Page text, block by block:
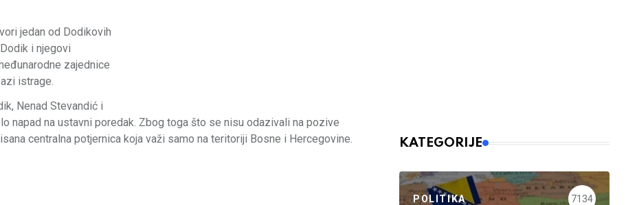
jedan od Dodikovih
i njegovi
zajednice
istrage.
Nenad Stevandić i
napad na ustavni poredak. Zbog toga što se nisu odazivali na pozive
centralna potjernica koja važi samo na teritoriji Bosne i Hercegovine.
KATEGORIJE
POLITIKA 7134